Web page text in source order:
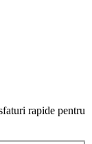
rapide pentru